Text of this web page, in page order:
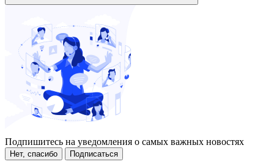
Подпишитесь на уведомления о самых важных новостях
Нет, спасибо Подписаться